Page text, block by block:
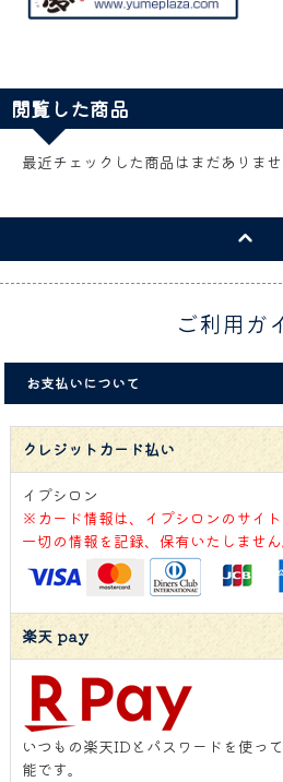
閲覧した商品
最近チェックした商品はまだありませ
ご利用ガ
お支払いについて
クレジットカード払い
イプシロン
※カード情報は、イプシロンのサイ
一切の情報を記録、保有いたしません
楽天 pay
いつもの楽天IDとパスワードを使っ
能です。